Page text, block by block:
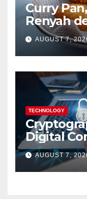
Curry
Renyah
AUGUST 7,
TECHNOLOGY
Digital
AUGUST 7,